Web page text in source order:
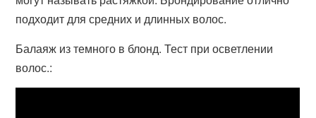
подходит для средних и длинных волос.
Балаяж из темного в блонд. Тест при осветлении
волос.: